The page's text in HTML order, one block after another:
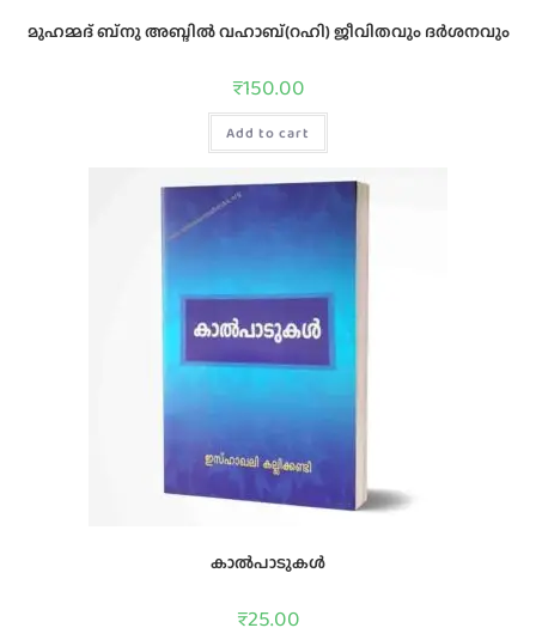
മുഹമ്മദ്‌ ബ്‌നു അബ്ദില്‍ വഹാബ്‌(റഹി) ജീവിതവും ദര്‍ശനവും
₹150.00
Add to cart
കാൽപാടുകൾ
₹25.00